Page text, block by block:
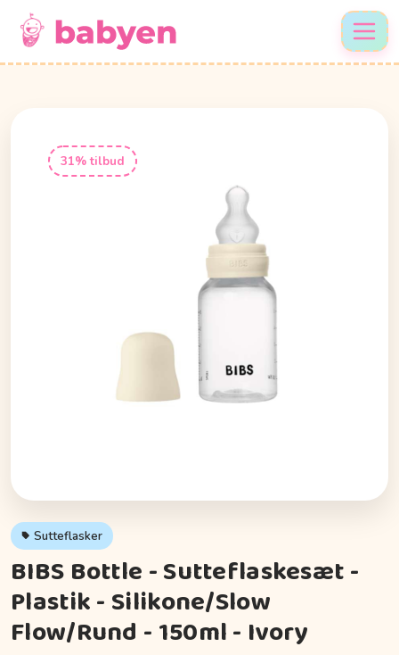
31% tilbud
Sutteflasker
BIBS Bottle - Sutteflaskesæt -
Plastik - Silikone/Slow
Flow/Rund - 150ml - Ivory